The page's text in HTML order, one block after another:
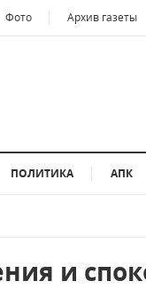
Фото Архив газеты
ПОЛИТИКА АПК
и